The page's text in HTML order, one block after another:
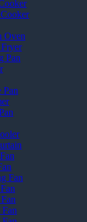
Oven
Pan
Pan
Fan